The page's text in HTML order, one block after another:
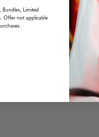
Bundles, Limited
Offer not applicable